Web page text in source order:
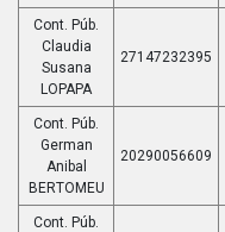
Cont. Púb.
Claudia
Susana
LOPAPA
27147232395
Cont. Púb.
German
Anibal
BERTOMEU
20290056609
Cont. Púb.